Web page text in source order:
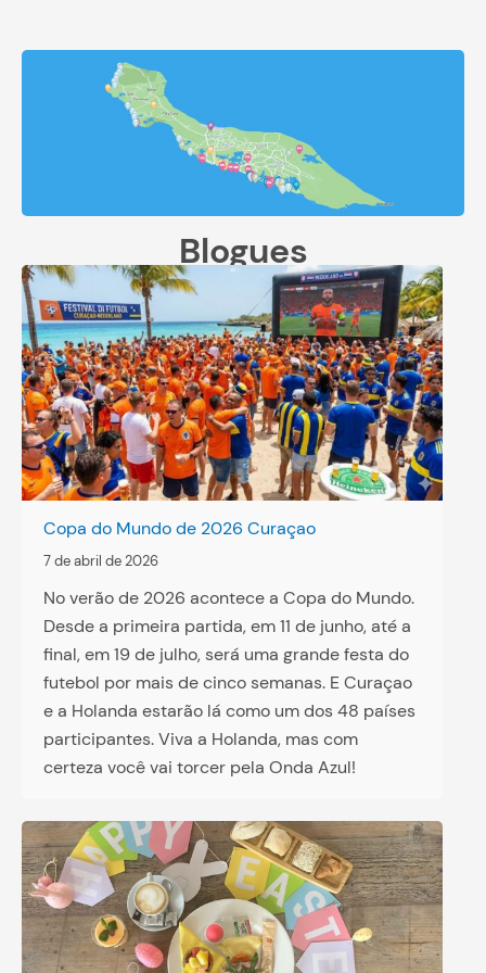
Blogues
Copa do Mundo de 2026 Curaçao
7 de abril de 2026
No verão de 2026 acontece a Copa do Mundo.
Desde a primeira partida, em 11 de junho, até a
final, em 19 de julho, será uma grande festa do
futebol por mais de cinco semanas. E Curaçao
e a Holanda estarão lá como um dos 48 países
participantes. Viva a Holanda, mas com
certeza você vai torcer pela Onda Azul!